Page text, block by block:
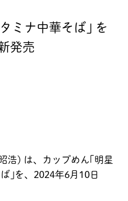
ミナ中華そば｣ を
発売
浩) は、カップめん｢明星
｣を、2024年6月10日